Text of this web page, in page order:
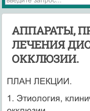
АППАРАТЫ,
ЛЕЧЕНИЯ
ОККЛЮЗИИ.
ПЛАН ЛЕКЦИИ.
1. Этиология,